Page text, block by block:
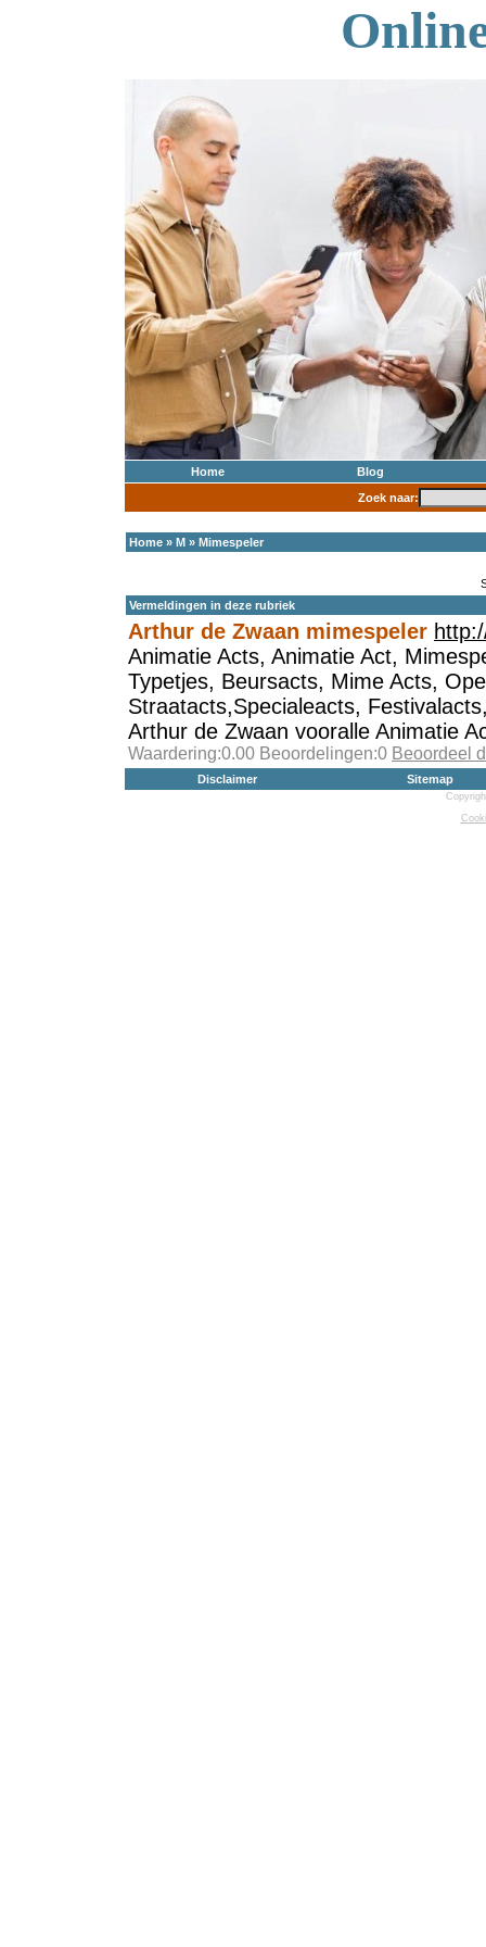
Home
Blog
Zoek naar:
Home » M » Mimespeler
Vermeldingen in deze rubriek
Arthur de Zwaan mimespeler
Animatie Acts, Animatie Act,
Typetjes, Beursacts, Mime Acts,
Straatacts,Specialeacts,
Arthur de Zwaan vooralle Animatie
Waardering:0.00 Beoordelingen:0 Beoordeel
Disclaimer Sitemap